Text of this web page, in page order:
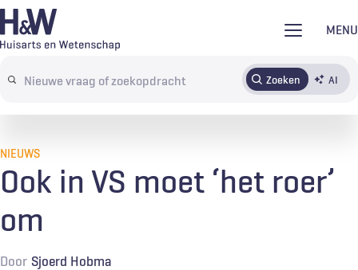
Overslaan
en
de
MENU
Search
terms
Zoeken AI
AbonnerenTijdschrift Inloggen
NIEUWS
Ook in VS moet ‘het roer’
om
Door Sjoerd Hobma